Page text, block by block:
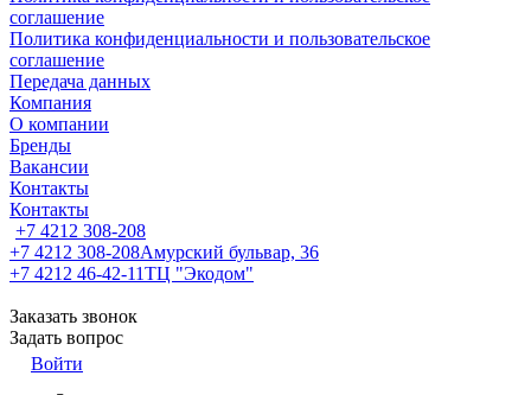
соглашение
Политика конфиденциальности и пользовательское
соглашение
Передача данных
Компания
О компании
Бренды
Вакансии
Контакты
Контакты
+7 4212 308-208
+7 4212 308-208Амурский бульвар, 36
+7 4212 46-42-11ТЦ "Экодом"
Заказать звонок
Задать вопрос
Войти